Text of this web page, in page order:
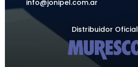
info@jonipel.com.ar
Distribuidor Oficial